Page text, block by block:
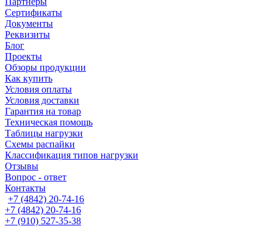
Сертификаты
Документы
Реквизиты
Блог
Проекты
Обзоры продукции
Как купить
Условия оплаты
Условия доставки
Гарантия на товар
Техническая помощь
Таблицы нагрузки
Схемы распайки
Классификация типов нагрузки
Отзывы
Вопрос - ответ
Контакты
+7 (4842) 20-74-16
+7 (4842) 20-74-16
+7 (910) 527-35-38